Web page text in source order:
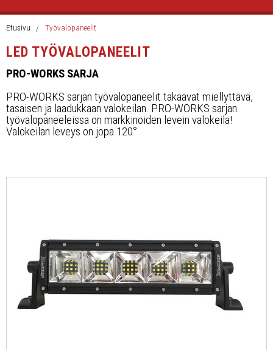
Etusivu
Uutiset
Työvalopaneelit
Muut
Yhteystiedot
UKK, takuuehdot
Ota yhteyttä
Etusivu Työvalopaneelit
LED TYÖVALOPANEELIT
PRO-WORKS SARJA
PRO-WORKS sarjan työvalopaneelit takaavat miellyttävä,
tasaisen ja laadukkaan valokeilan. PRO-WORKS sarjan
työvalopaneeleissa on markkinoiden levein valokeila!
Valokeilan leveys on jopa 120°